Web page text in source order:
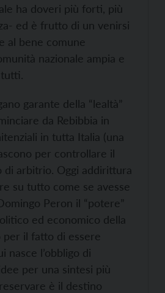
ha doveri più forti, più
ed è frutto di un venirsi
al bene comune
nazionale ampia e
garante della “lealtà”
da Rebibbia in
in tutta Italia (una
per controllare il
di arbitrio. Oggi addirittura
su tutto come se avesse
Peron il “potere”
ed economico della
per il fatto di essere
nasce l’obbligo di
per una sintesi più
è il destino